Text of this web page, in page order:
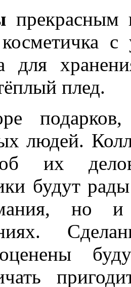
прекрасным
косметичка
для
плед.
людей.
их
будут
но и